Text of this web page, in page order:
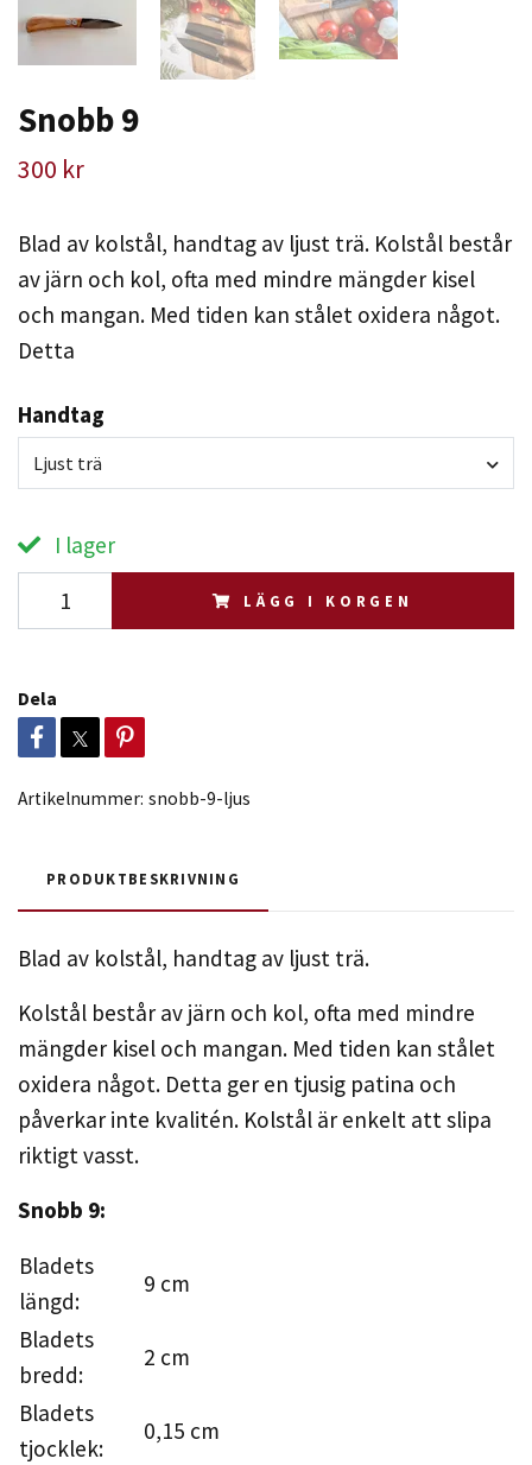
Snobb 9
300 kr
Blad av kolstål, handtag av ljust trä. Kolstål består
av järn och kol, ofta med mindre mängder kisel
och mangan. Med tiden kan stålet oxidera något.
Detta
Handtag
Ljust trä
I lager
LÄGG I KORGEN
Dela
Artikelnummer: snobb-9-ljus
PRODUKTBESKRIVNING
Blad av kolstål, handtag av ljust trä.
Kolstål består av järn och kol, ofta med mindre
mängder kisel och mangan. Med tiden kan stålet
oxidera något. Detta ger en tjusig patina och
påverkar inte kvalitén. Kolstål är enkelt att slipa
riktigt vasst.
Snobb 9:
Bladets
längd:
9 cm
Bladets
bredd:
2 cm
Bladets
tjocklek:
0,15 cm